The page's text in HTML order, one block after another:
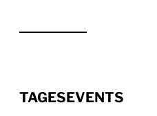
TAGESEVENTS